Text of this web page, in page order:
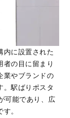
内に設置された
者の目に留まり
業やブランドの
。駅ばりポスタ
可能であり、広
。